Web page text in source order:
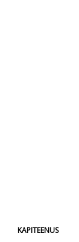
KAPITEENUS